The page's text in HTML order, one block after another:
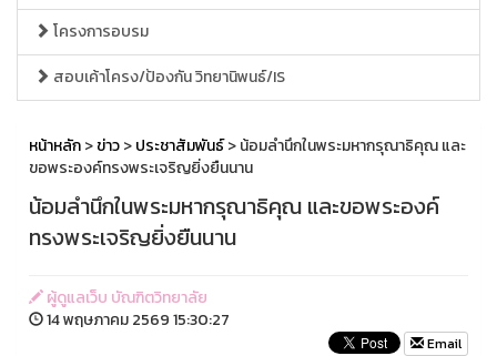
โครงการอบรม
สอบเค้าโครง/ป้องกัน วิทยานิพนธ์/IS
หน้าหลัก>ข่าว>ประชาสัมพันธ์> น้อมลำนึกในพระมหากรุณาธิคุณ และ
ขอพระองค์ทรงพระเจริญยิ่งยืนนาน
น้อมลำนึกในพระมหากรุณาธิคุณ และขอพระองค์
ทรงพระเจริญยิ่งยืนนาน
ผู้ดูแลเว็บ บัณฑิตวิทยาลัย
14 พฤษภาคม 2569 15:30:27
Email